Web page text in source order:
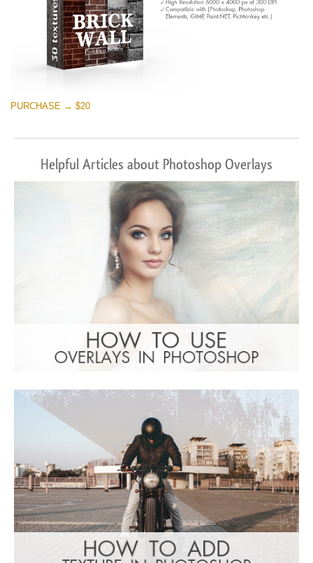
PURCHASE → $20
Helpful Articles about Photoshop Overlays